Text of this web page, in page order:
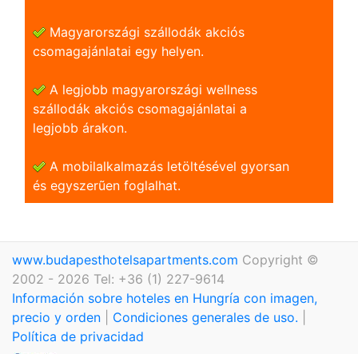
Magyarországi szállodák akciós
csomagajánlatai egy helyen.
A legjobb magyarországi wellness
szállodák akciós csomagajánlatai a
legjobb árakon.
A mobilalkalmazás letöltésével gyorsan
és egyszerũen foglalhat.
www.budapesthotelsapartments.com Copyright ©
2002 - 2026 Tel: +36 (1) 227-9614
Información sobre hoteles en Hungría con imagen,
precio y orden
Condiciones generales de uso.
Política de privacidad